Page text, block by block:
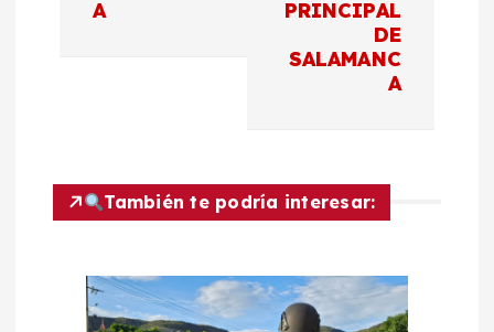
d
A
PRINCIPAL
DE
SALAMANC
A
También te podría interesar: